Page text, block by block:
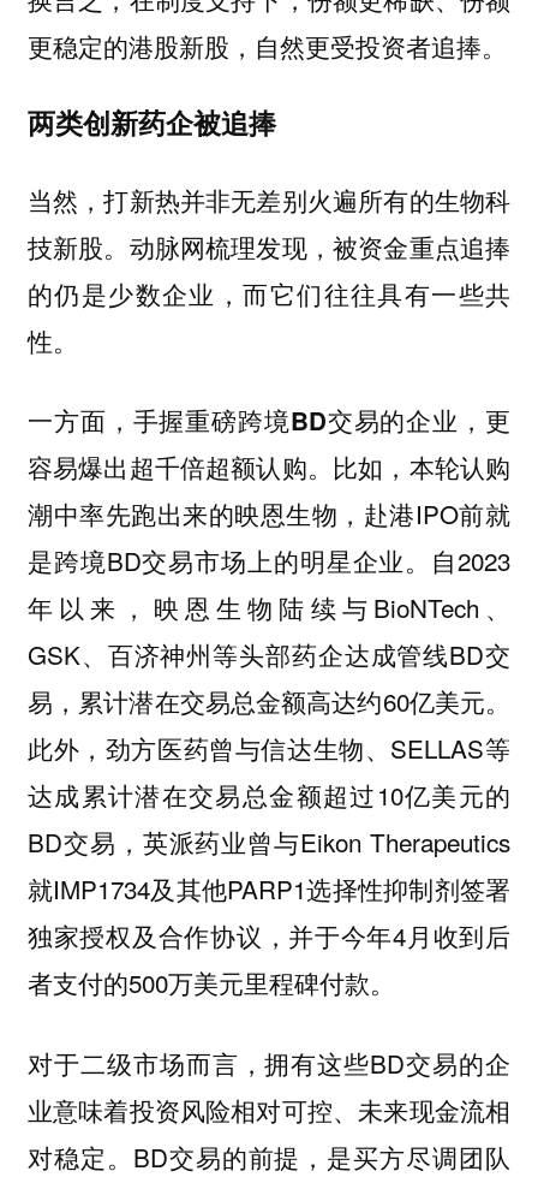
更稳定的港股新股，自然更受投资者追捧。
两类创新药企被追捧
当然，打新热并非无差别火遍所有的生物科
技新股。动脉网梳理发现，被资金重点追捧
的仍是少数企业，而它们往往具有一些共
性。
一方面，手握重磅跨境BD交易的企业，更
容易爆出超千倍超额认购。 比如，本轮认购
潮中率先跑出来的映恩生物，赴港IPO前就
是跨境BD交易市场上的明星企业。自2023
年以来，映恩生物陆续与BioNTech、
GSK、百济神州等头部药企达成管线BD交
易，累计潜在交易总金额高达约60亿美元。
此外，劲方医药曾与信达生物、SELLAS等
达成累计潜在交易总金额超过10亿美元的
BD交易，英派药业曾与Eikon Therapeutics
就IMP1734及其他PARP1选择性抑制剂签署
独家授权及合作协议，并于今年4月收到后
者支付的500万美元里程碑付款。
对于二级市场而言，拥有这些BD交易的企
业意味着投资风险相对可控、未来现金流相
对稳定。BD交易的前提，是买方尽调团队